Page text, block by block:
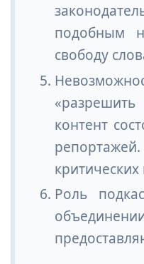
подобным
свободу
контент
Роль